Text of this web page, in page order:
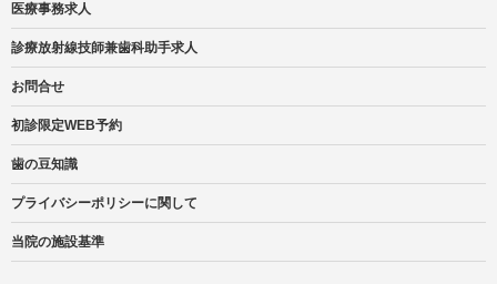
医療事務求人
診療放射線技師兼歯科助手求人
お問合せ
初診限定WEB予約
歯の豆知識
プライバシーポリシーに関して
当院の施設基準